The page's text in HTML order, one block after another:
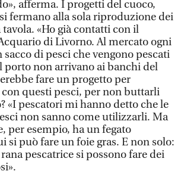
afferma. I progetti del cuoco,
fermano alla sola riproduzione dei
«Ho già contatti con il
di Livorno. Al mercato ogni
di pesci che vengono pescati
porto non arrivano ai banchi del
fare un progetto per
questi pesci, per non buttarli
«I pescatori mi hanno detto che le
non sanno come utilizzarli. Ma
per esempio, ha un fegato
si può fare un foie gras. E non solo:
pescatrice si possono fare dei